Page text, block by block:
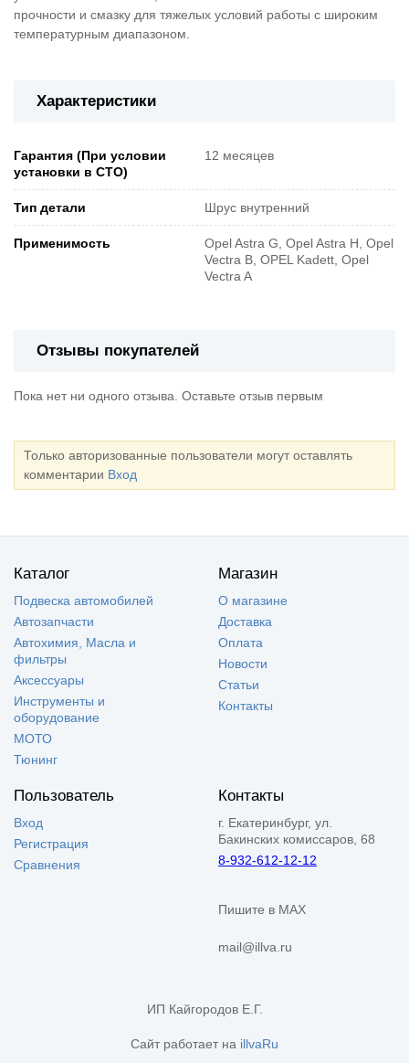
прочности и смазку для тяжелых условий работы с широким
температурным диапазоном.
Характеристики
Гарантия (При условии
установки в СТО)
12 месяцев
Тип детали Шрус внутренний
Применимость
Opel Astra G, Opel Astra H, Opel
Vectra B, OPEL Kadett, Opel
Vectra A
Отзывы покупателей
Пока нет ни одного отзыва. Оставьте отзыв первым
Только авторизованные пользователи могут оставлять
комментарии Вход
Каталог
Подвеска автомобилей
Автозапчасти
Автохимия, Масла и
фильтры
Аксессуары
Инструменты и
оборудование
МОТО
Тюнинг
Магазин
О магазине
Доставка
Оплата
Новости
Статьи
Контакты
Пользователь
Вход
Регистрация
Сравнения
Контакты
г. Екатеринбург, ул.
Бакинских комиссаров, 68
8-932-612-12-12
Пишите в MAX
mail@illva.ru
ИП Кайгородов Е.Г.
Сайт работает на illvaRu